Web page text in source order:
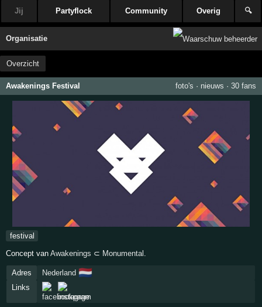
Jij Partyflock Community Overig 🔍
Organisatie
Overzicht
Awakenings Festival foto's · nieuws · 30 fans
festival
Concept vanAwakenings ⊂ Monumental
Adres Nederland 🇳🇱
Links